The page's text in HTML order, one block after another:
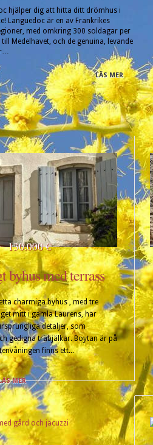
hjälper dig att hitta ditt drömhus i
Languedoc är en av Frankrikes
med omkring 300 soldagar per
Medelhavet, och de genuina, levande
LÄS MER
130.000 €
byhus med terrass
charmiga byhus , med tre
mitt i gamla Laurens, har
detaljer, som
gedigna träbjälkar. Boytan är på
finns ett...
MER